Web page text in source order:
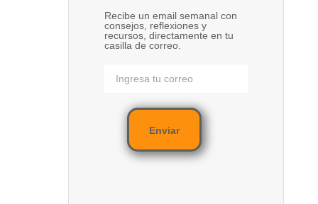
Recibe un email semanal con
consejos, reflexiones y
recursos, directamente en tu
casilla de correo.
Enviar